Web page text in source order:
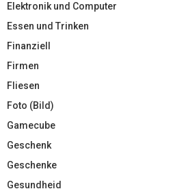
Elektronik und Computer
Essen und Trinken
Finanziell
Firmen
Fliesen
Foto (Bild)
Gamecube
Geschenk
Geschenke
Gesundheid